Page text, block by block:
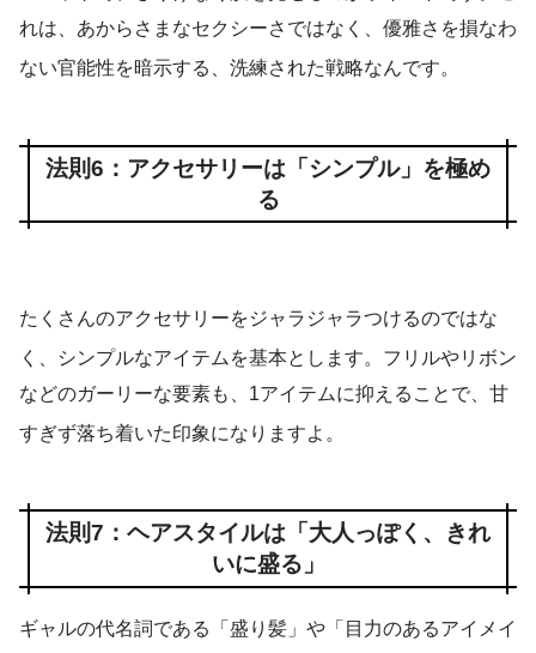
れは、あからさまなセクシーさではなく、優雅さを損なわ
ない官能性を暗示する、洗練された戦略なんです。
法則6：アクセサリーは「シンプル」を極め
る
たくさんのアクセサリーをジャラジャラつけるのではな
く、シンプルなアイテムを基本とします。フリルやリボン
などのガーリーな要素も、1アイテムに抑えることで、甘
すぎず落ち着いた印象になりますよ 。
法則7：ヘアスタイルは「大人っぽく、きれ
いに盛る」
ギャルの代名詞である「盛り髪」や「目力のあるアイメイ